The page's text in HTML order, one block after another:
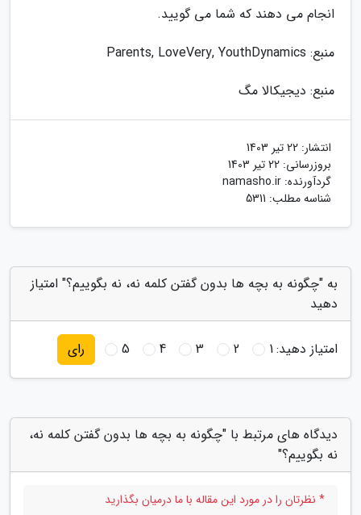
انجام می دهند که شما می گویید.
منبع: Parents, LoveVery, YouthDynamics
منبع: دیجیکالا مگ
انتشار: 22 تیر 1403
بروزرسانی: 22 تیر 1403
گردآورنده: namasho.ir
شناسه مطلب: 5311
به "چگونه به بچه ها بدون گفتن کلمه نه، نه بگوییم؟" امتیاز
دهید
امتیاز دهید:1
2
3
4
5 رای
دیدگاه های مرتبط با "چگونه به بچه ها بدون گفتن کلمه نه،
نه بگوییم؟"
* نظرتان را در مورد این مقاله با ما درمیان بگذارید